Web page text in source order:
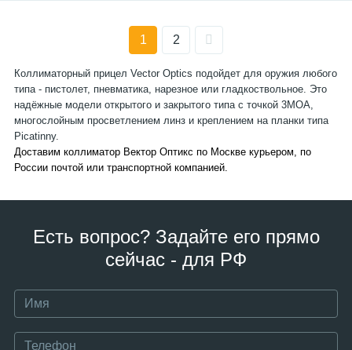
1 2
Коллиматорный прицел Vector Optics подойдет для оружия любого
типа - пистолет, пневматика, нарезное или гладкоствольное. Это
надёжные модели открытого и закрытого типа с точкой 3MOA,
многослойным просветлением линз и креплением на планки типа
Picatinny.
Доставим коллиматор Вектор Оптикс по Москве курьером, по
России почтой или транспортной компанией.
Есть вопрос? Задайте его прямо
сейчас - для РФ